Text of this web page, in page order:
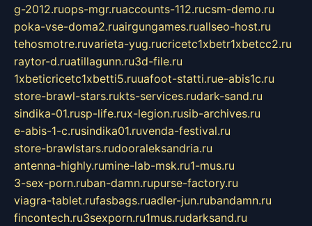
g-2012.ruops-mgr.ruaccounts-112.rucsm-demo.ru
poka-vse-doma2.ruairgungames.ruallseo-host.ru
tehosmotre.ruvarieta-yug.rucricetc1xbetr1xbetcc2.ru
raytor-d.ruatillagunn.ru3d-file.ru
1xbeticricetc1xbetti5.ruuafoot-statti.rue-abis1c.ru
store-brawl-stars.rukts-services.rudark-sand.ru
sindika-01.rusp-life.rux-legion.rusib-archives.ru
e-abis-1-c.rusindika01.ruvenda-festival.ru
store-brawlstars.rudooraleksandria.ru
antenna-highly.rumine-lab-msk.ru1-mus.ru
3-sex-porn.ruban-damn.rupurse-factory.ru
viagra-tablet.rufasbags.ruadler-jun.rubandamn.ru
fincontech.ru3sexporn.ru1mus.rudarksand.ru